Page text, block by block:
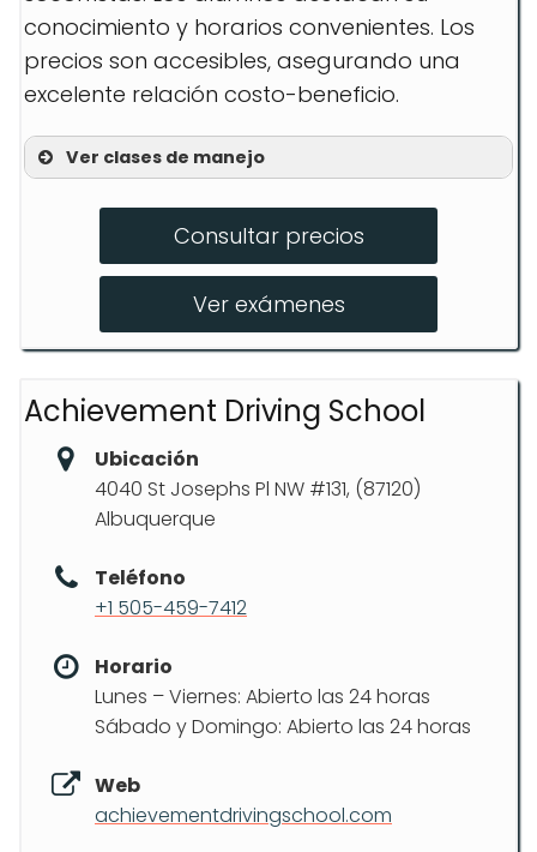
conocimiento y horarios convenientes. Los
precios son accesibles, asegurando una
excelente relación costo-beneficio.
Ver clases de manejo
Entrenamiento Behind the Wheel
Exámenes MVD
Consultar precios
Ver exámenes
Achievement Driving School
Ubicación
4040 St Josephs Pl NW #131, (87120)
Albuquerque
Teléfono
+1 505-459-7412
Horario
Lunes – Viernes: Abierto las 24 horas
Sábado y Domingo: Abierto las 24 horas
Web
achievementdrivingschool.com